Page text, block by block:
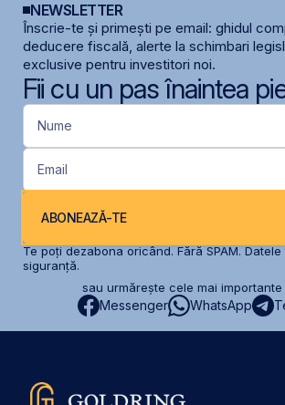
NEWSLETTER
Înscrie-te și primești pe email: ghidul
deducere fiscală, alerte la schimbari
exclusive pentru investitori noi.
Fii cu un pas înaintea
Nume
Email
ABONEAZĂ-TE
Te poți dezabona oricând. Fără SPAM.
siguranță.
sau urmărește cele mai importante
Messenger WhatsApp